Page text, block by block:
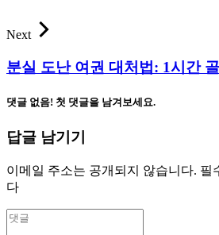
Next
분실 도난 여권 대처법: 1시간
댓글 없음! 첫 댓글을 남겨보세요.
답글 남기기
이메일 주소는 공개되지 않습니다. 필
다